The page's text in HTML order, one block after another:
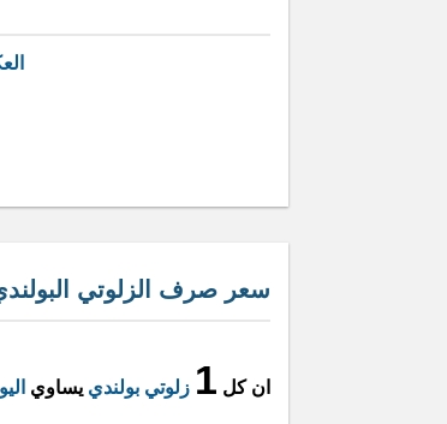
سعر صرف الزلوتي البولندي
ان كل 1 زلوتي بولندي يساوي